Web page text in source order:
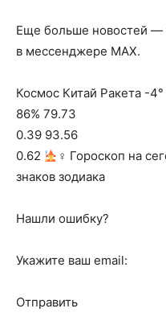
Еще больше новостей —
в мессенджере MAX.
Космос Китай Ракета -
86% 79.73
0.39 93.56
0.62
‍♀ Гороскоп на
знаков зодиака
Нашли ошибку?
Укажите ваш email:
Отправить